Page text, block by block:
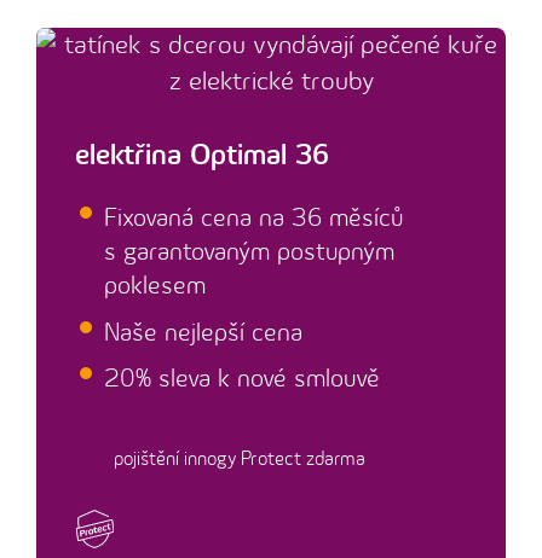
elektřina Optimal 36
Fixovaná cena na 36 měsíců
s garantovaným postupným
poklesem
Naše nejlepší cena
20% sleva k nové smlouvě
pojištění innogy Protect zdarma